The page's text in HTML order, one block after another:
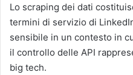
Lo scraping dei dati
termini di servizio di
sensibile in un contesto in
il controllo delle API
big tech.